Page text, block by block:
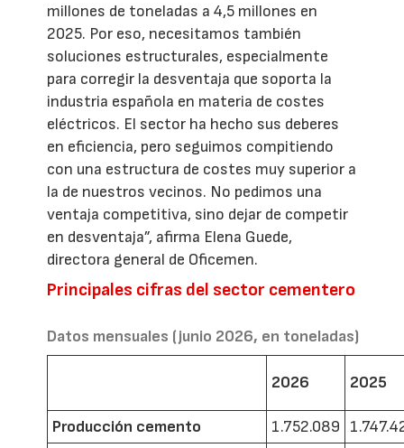
millones de toneladas a 4,5 millones en
2025. Por eso, necesitamos también
soluciones estructurales, especialmente
para corregir la desventaja que soporta la
industria española en materia de costes
eléctricos. El sector ha hecho sus deberes
en eficiencia, pero seguimos compitiendo
con una estructura de costes muy superior a
la de nuestros vecinos. No pedimos una
ventaja competitiva, sino dejar de competir
en desventaja”, afirma Elena Guede,
directora general de Oficemen.
Principales cifras del sector cementero
Datos mensuales (junio 2026, en toneladas)
2026 2025
Producción cemento 1.752.089